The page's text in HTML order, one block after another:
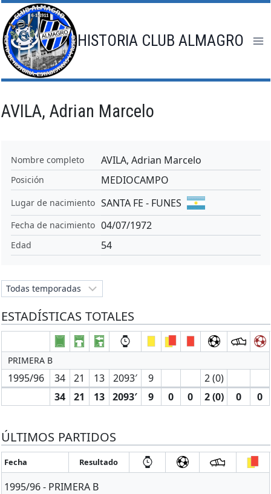
Saltar
al
contenido
HISTORIA CLUB ALMAGRO
AVILA, Adrian Marcelo
Nombre completo AVILA, Adrian Marcelo
Posición MEDIOCAMPO
Lugar de nacimiento SANTA FE - FUNES
Fecha de nacimiento 04/07/1972
Edad 54
ESTADÍSTICAS TOTALES
PRIMERA B
1995/96 34 21 13 2093′ 9
2 (0)
34
21 13 2093′ 9 0 0 2 (0) 0 0
ÚLTIMOS PARTIDOS
Fecha Resultado
1995/96 - PRIMERA B